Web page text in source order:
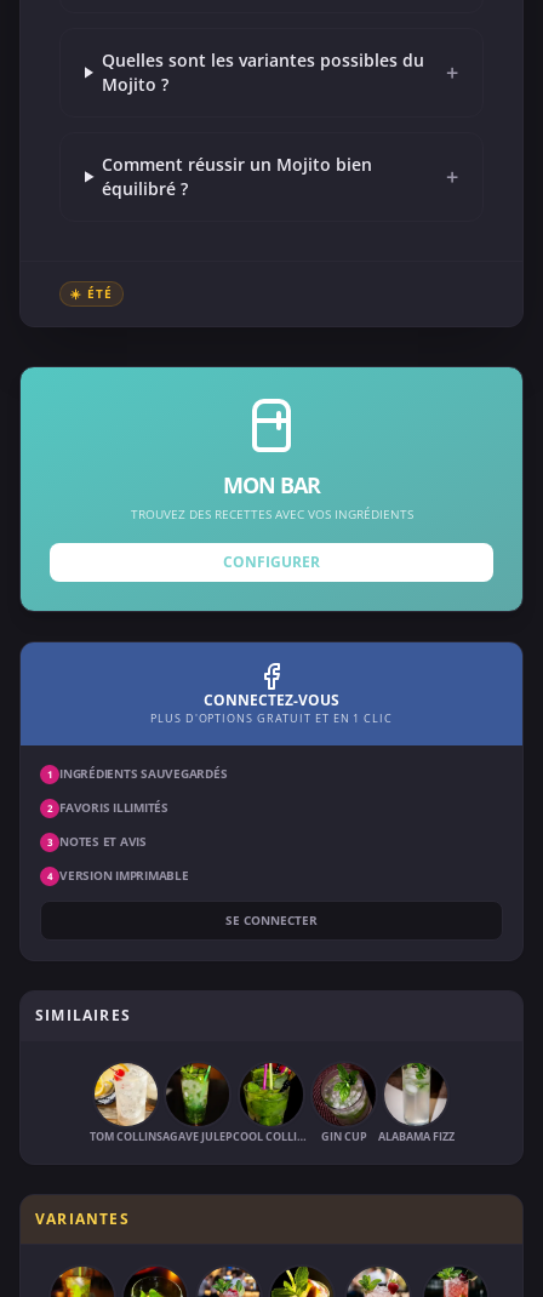
Quelles sont les variantes possibles du
Mojito ?
+
Comment réussir un Mojito bien
équilibré ?
+
☀️ ÉTÉ
MON BAR
TROUVEZ DES RECETTES AVEC VOS INGRÉDIENTS
CONFIGURER
CONNECTEZ-VOUS
PLUS D'OPTIONS GRATUIT ET EN 1 CLIC
1 INGRÉDIENTS SAUVEGARDÉS
2 FAVORIS ILLIMITÉS
3 NOTES ET AVIS
4 VERSION IMPRIMABLE
SE CONNECTER
SIMILAIRES
TOM COLLINSAGAVE JULEP COOL COLLINS GIN CUP ALABAMA FIZZ
VARIANTES